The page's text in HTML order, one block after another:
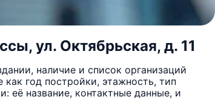
ул. Октябрьская, д. 11
наличие и список организаций
год постройки, этажность, тип
её название, контактные данные, и